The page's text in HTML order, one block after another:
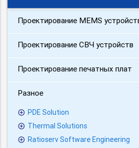
Проектирование MEMS
Проектирование СВЧ устройств
Проектирование печатных плат
Разное
PDE Solution
Thermal Solutions
Ratioserv Software Engineering